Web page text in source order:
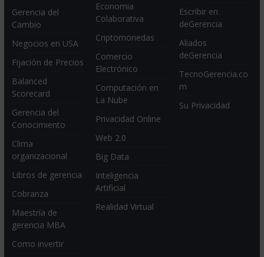
Gerencia del
Cambio
Negocios en USA
Fijación de Precios
Balanced
Scorecard
Gerencia del
Conocimiento
Clima
organizacional
Libros de gerencia
Cobranza
Maestría de
gerencia MBA
Como invertir
Economia
Colaborativa
Criptomonedas
Comercio
Electrónico
Computación en
La Nube
Privacidad Online
Web 2.0
Big Data
Inteligencia
Artificial
Realidad Virtual
Escribir en
deGerencia
Aliados
deGerencia
TecnoGerencia.co
m
Su Privacidad